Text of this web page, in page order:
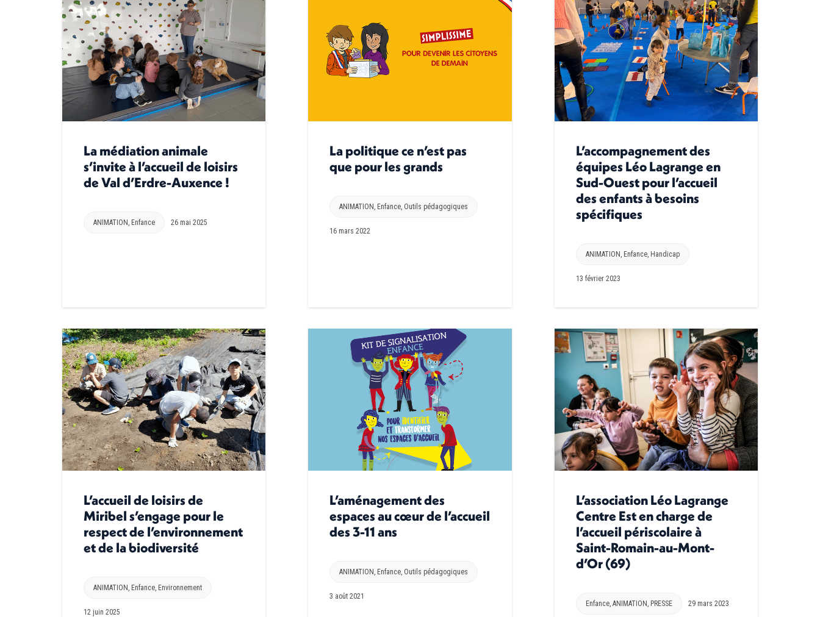
La médiation animale
s’invite à l’accueil de loisirs
de Val d’Erdre-Auxence !
ANIMATION Enfance 26 mai 2025
La politique ce n’est pas
que pour les grands
ANIMATION Enfance Outils pédagogiques
16 mars 2022
L’accompagnement des
équipes Léo Lagrange en
Sud-Ouest pour l’accueil
des enfants à besoins
spécifiques
ANIMATION Enfance, Handicap
13 février 2023
L’accueil de loisirs de
Miribel s’engage pour le
respect de l’environnement
et de la biodiversité
ANIMATION , Enfance, Environnement
12 juin 2025
L’aménagement des
espaces au cœur de l’accueil
des 3-11 ans
ANIMATION , Enfance, Outils pédagogiques
3 août 2021
L’association Léo Lagrange
Centre Est en charge de
l’accueil périscolaire à
Saint-Romain-au-Mont-
d’Or (69)
Enfance, ANIMATION , PRESSE 29 mars 2023